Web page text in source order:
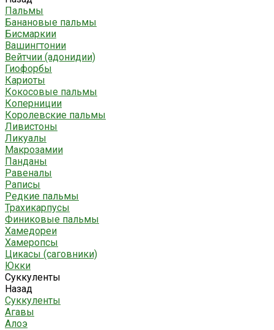
Пальмы
Банановые пальмы
Бисмаркии
Вашингтонии
Вейтчии (адонидии)
Гиофорбы
Кариоты
Кокосовые пальмы
Коперниции
Королевские пальмы
Ливистоны
Ликуалы
Макрозамии
Панданы
Равеналы
Раписы
Редкие пальмы
Трахикарпусы
Финиковые пальмы
Хамедореи
Хамеропсы
Цикасы (саговники)
Юкки
Суккуленты
Назад
Суккуленты
Агавы
Алоэ